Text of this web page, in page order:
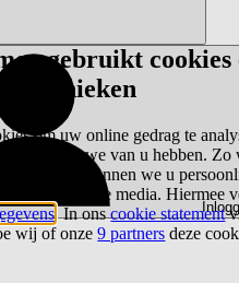
gebruikt cookies
technieken
om uw online gedrag te
die we van u hebben. Zo
werken en kunnen we u
of sociale media. Hiermee
. In onscookie statement
wij of onze9 partners deze